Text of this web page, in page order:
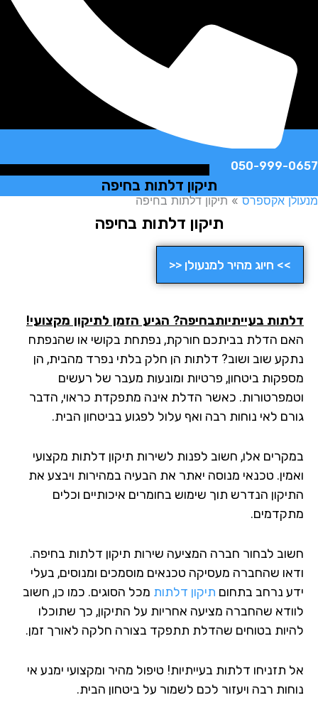
050-999-
תיקון דלתות בחיפה
אקספרס»תיקון דלתות בחיפה
תיקון דלתות בחיפה
>> חיוג מהיר למנעולן <<
בעייתיותבחיפה? הגיע הזמן לתיקון מקצועי!
הדלת בביתכם חורקת, נפתחת בקושי או שהנפתח
שוב ושוב? דלתות הן חלק בלתי נפרד מהבית, הן
ביטחון, פרטיות ומונעות מעבר של רעשים
כאשר הדלת אינה מתפקדת כראוי, הדבר
לאי נוחות רבה ואף עלול לפגוע בביטחון הבית.
אלו, חשוב לפנות לשירות תיקון דלתות מקצועי
טכנאי מנוסה יאתר את הבעיה במהירות ויבצע את
הנדרש תוך שימוש בחומרים איכותיים וכלים
לבחור חברה המציעה שירות תיקון דלתות בחיפה.
שהחברה מעסיקה טכנאים מוסמכים ומנוסים, בעלי
נרחב בתחוםתיקון דלתותמכל הסוגים. כמו כן, חשוב
שהחברה מציעה אחריות על התיקון, כך שתוכלו
בטוחים שהדלת תתפקד בצורה חלקה לאורך זמן.
תזניחו דלתות בעייתיות! טיפול מהיר ומקצועי ימנע אי
רבה ויעזור לכם לשמור על ביטחון הבית.